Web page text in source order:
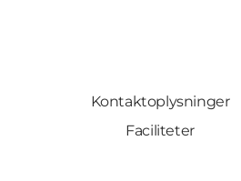
Kontaktoplysninger
Faciliteter